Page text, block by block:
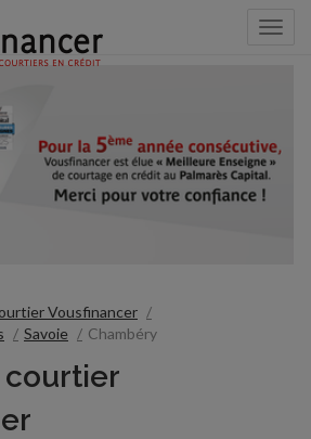
Vousfinancer
Savoie Chambéry
courtier